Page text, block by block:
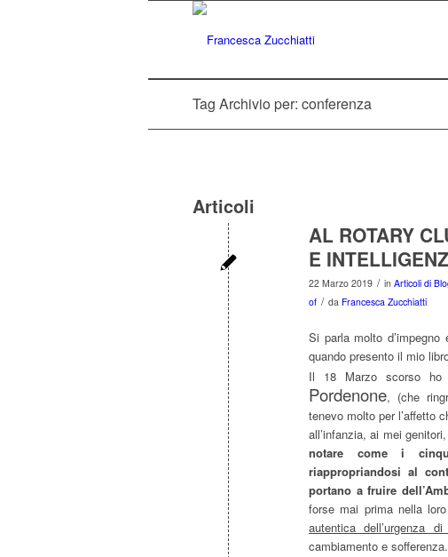
Tag Archivio per: conferenza
Articoli
AL ROTARY
E
22 Marzo 2019 / in Articoli di
of / da Francesca Zucchiatti
Si parla molto
quando presento il mio
Il 18 Marzo scorso ho
Pordenone, (che
tenevo molto per l’affetto
all’infanzia, ai mei
notare come i
riappropriandosi al
portano a fruire
forse mai prima nella
autentica dell’urgenza di
cambiamento e sofferenza.